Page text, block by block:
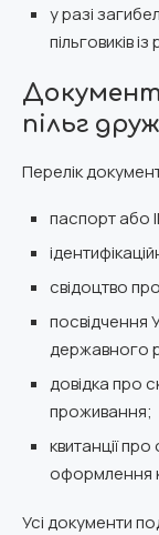
у разі
пільговиків
пільг
Перелік
паспорт або
свідоцтво
посвідчення
державного
довідка про
проживання;
квитанції
оформлення
Усі документи